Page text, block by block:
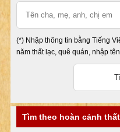
(*) Nhập thông tin bằng Tiếng
năm thất lạc, quê quán, nhập
Tìm theo hoàn cảnh